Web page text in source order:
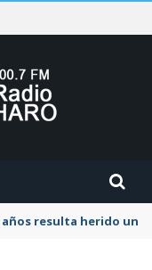
años resulta herido